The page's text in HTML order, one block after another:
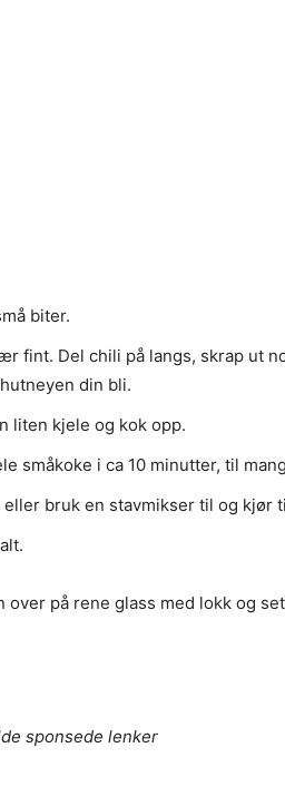
biter.
fint. Del chili på langs, skrap ut
din bli.
liten kjele og kok opp.
småkoke i ca 10 minutter, til
bruk en stavmikser til og kjør
over på rene glass med lokk og
sponsede lenker